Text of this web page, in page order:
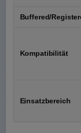
Buffered/
Kompatibilität
Einsatzbereich